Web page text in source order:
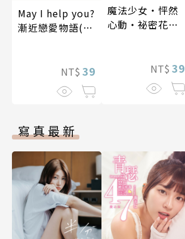
May I help you?
漸近戀愛物語(第
NT$ 39
魔法少女・怦然
心動・祕密花招
NT$ 39
寫真最新